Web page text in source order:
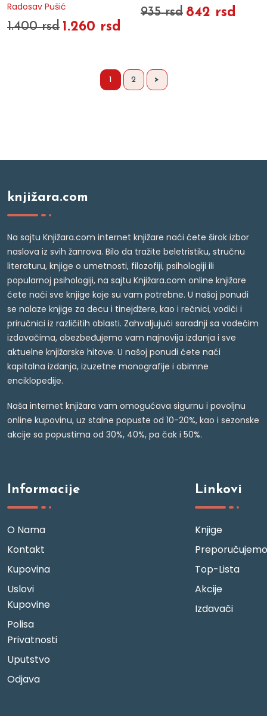
Radosav Pušić
1.400 rsd 1.260 rsd
935 rsd 842 rsd
1 2 >
knjižara.com
Na sajtu Knjižara.com internet knjižare naći ćete širok izbor
naslova iz svih žanrova. Bilo da tražite beletristiku, stručnu
literaturu, knjige o umetnosti, filozofiji, psihologiji ili
popularnoj psihologiji, na sajtu Knjižara.com online knjižare
ćete naći sve knjige koje su vam potrebne. U našoj ponudi
se nalaze knjige za decu i tinejdžere, kao i rečnici, vodiči i
priručnici iz različitih oblasti. Zahvaljujući saradnji sa vodećim
izdavačima, obezbeđujemo vam najnovija izdanja i sve
aktuelne knjižarske hitove. U našoj ponudi ćete naći
kapitalna izdanja, izuzetne monografije i obimne
enciklopedije.
Naša internet knjižara vam omogućava sigurnu i povoljnu
online kupovinu, uz stalne popuste od 10-20%, kao i sezonske
akcije sa popustima od 30%, 40%, pa čak i 50%.
Informacije
O Nama
Kontakt
Kupovina
Uslovi
Kupovine
Polisa
Privatnosti
Uputstvo
Odjava
Linkovi
Knjige
Preporučujemo
Top-Lista
Akcije
Izdavači